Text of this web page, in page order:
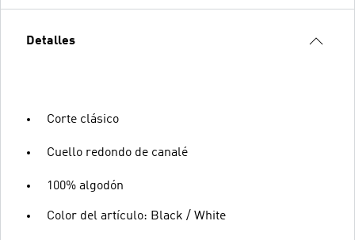
Detalles
Corte clásico
Cuello redondo de canalé
100% algodón
Color del artículo: Black / White